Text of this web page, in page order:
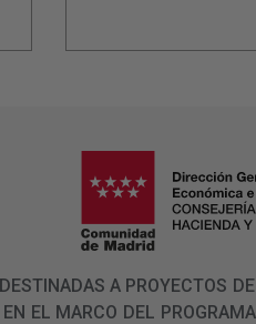
A PROYECTOS DE
EL MARCO DEL